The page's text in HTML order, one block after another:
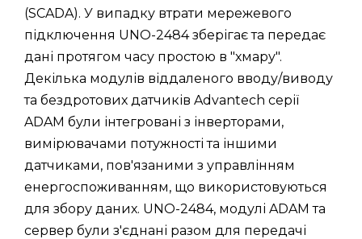
(SCADA). У випадку втрати мережевого
підключення UNO-2484 зберігає та передає
дані протягом часу простою в "хмару".
Декілька модулів віддаленого вводу/виводу
та бездротових датчиків Advantech серії
ADAM були інтегровані з інверторами,
вимірювачами потужності та іншими
датчиками, пов'язаними з управлінням
енергоспоживанням, що використовуються
для збору даних. UNO-2484, модулі ADAM та
сервер були з'єднані разом для передачі